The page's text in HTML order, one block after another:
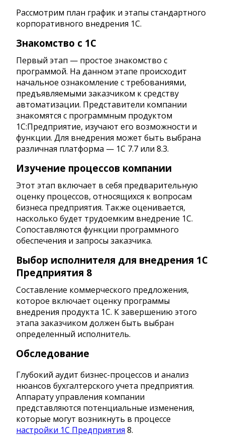
Рассмотрим план график и этапы стандартного
корпоративного внедрения 1С.
Знакомство с 1С
Первый этап — простое знакомство с
программой. На данном этапе происходит
начальное ознакомление с требованиями,
предъявляемыми заказчиком к средству
автоматизации. Представители компании
знакомятся с программным продуктом
1С:Предприятие, изучают его возможности и
функции. Для внедрения может быть выбрана
различная платформа — 1С 7.7 или 8.3.
Изучение процессов компании
Этот этап включает в себя предварительную
оценку процессов, относящихся к вопросам
бизнеса предприятия. Также оценивается,
насколько будет трудоемким внедрение 1C.
Сопоставляются функции программного
обеспечения и запросы заказчика.
Выбор исполнителя для внедрения 1С
Предприятия 8
Составление коммерческого предложения,
которое включает оценку программы
внедрения продукта 1С. К завершению этого
этапа заказчиком должен быть выбран
определенный исполнитель.
Обследование
Глубокий аудит бизнес-процессов и анализ
нюансов бухгалтерского учета предприятия.
Аппарату управления компании
представляются потенциальные изменения,
которые могут возникнуть в процессе
настройки 1С Предприятия 8.